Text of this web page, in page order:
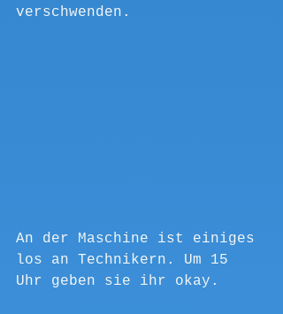
verschwenden.
An der Maschine ist einiges
los an Technikern. Um 15
Uhr geben sie ihr okay.